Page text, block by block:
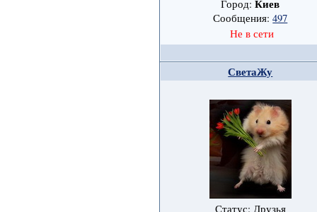
Город:Киев
Сообщения:497
Не в сети
СветаЖу
Статус: Друзья